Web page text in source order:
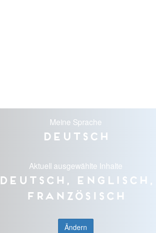
Meine Sprache
Deutsch
Aktuell ausgewählte Inhalte
Deutsch, Englisch,
Französisch
Ändern